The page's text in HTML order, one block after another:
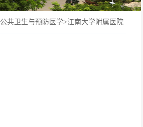
公共卫生与预防医学>江南大学附属医院